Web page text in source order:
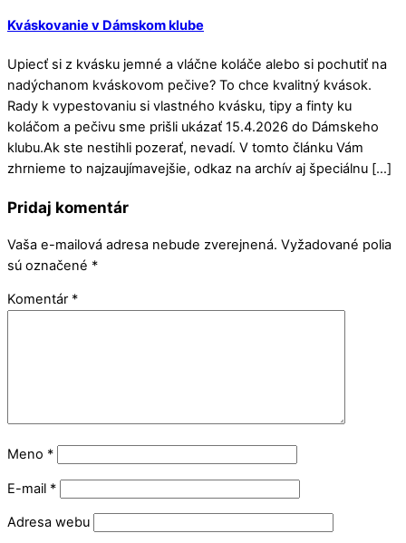
Kváskovanie v Dámskom klube
Upiecť si z kvásku jemné a vláčne koláče alebo si pochutiť na
nadýchanom kváskovom pečive? To chce kvalitný kvások.
Rady k vypestovaniu si vlastného kvásku, tipy a finty ku
koláčom a pečivu sme prišli ukázať 15.4.2026 do Dámskeho
klubu.Ak ste nestihli pozerať, nevadí. V tomto článku Vám
zhrnieme to najzaujímavejšie, odkaz na archív aj špeciálnu […]
Pridaj komentár
Vaša e-mailová adresa nebude zverejnená. Vyžadované polia
sú označené *
Komentár *
Meno *
E-mail *
Adresa webu